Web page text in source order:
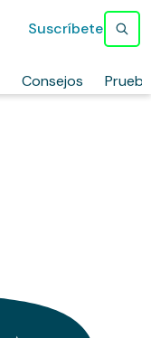
Consejos
Suscríbete